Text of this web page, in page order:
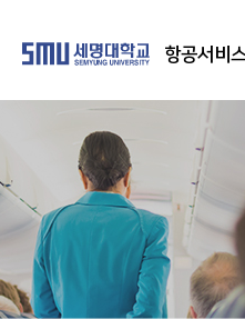
항공서비